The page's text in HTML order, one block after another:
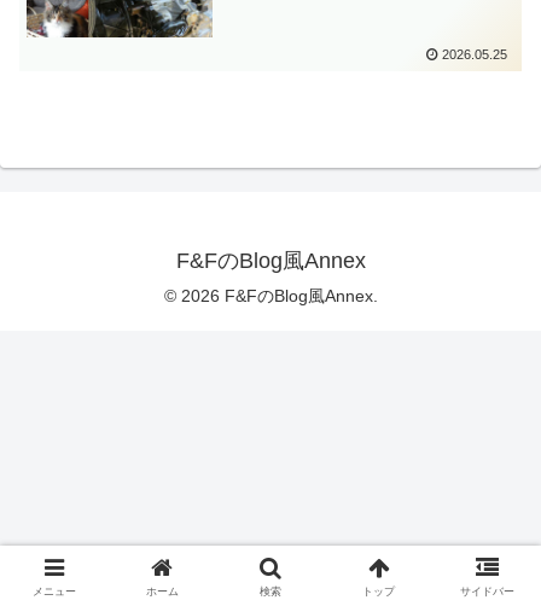
2026.05.25
F&FのBlog風Annex
© 2026 F&FのBlog風Annex.
メニュー ホーム 検索 トップ サイドバー